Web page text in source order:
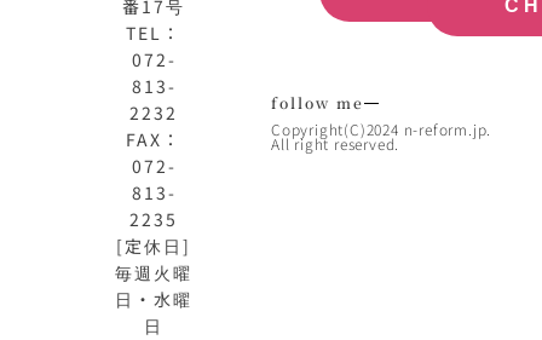
番17号
TEL：
072-
813-
2232
FAX：
072-
813-
2235
[定休日]
毎週火曜
日・水曜
日
follow me
Copyright(C)2024 n-reform.jp.
All right reserved.